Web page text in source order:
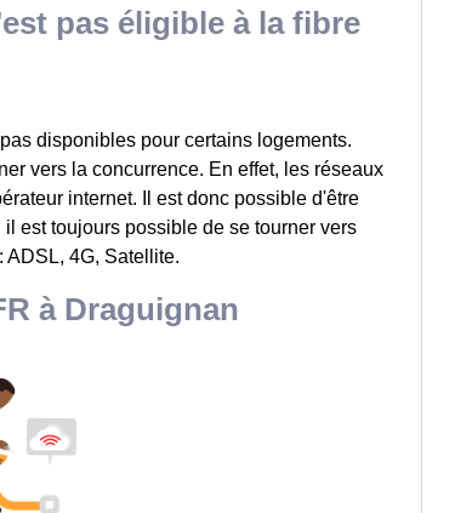
pas éligible à la fibre
disponibles pour certains logements.
vers la concurrence. En effet, les réseaux
internet. Il est donc possible d'être
est toujours possible de se tourner vers
ADSL, 4G, Satellite.
à Draguignan